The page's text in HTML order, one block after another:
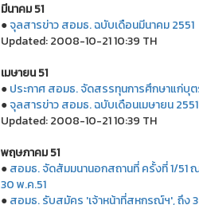
มีนาคม 51
●จุลสารข่าว สอมธ. ฉบับเดือนมีนาคม 2551
Updated: 2008-10-21 10:39 TH
เมษายน 51
●ประกาศ สอมธ. จัดสรรทุนการศึกษาแก่บุต
●จุลสารข่าว สอมธ. ฉบับเดือนเมษายน 2551
Updated: 2008-10-21 10:39 TH
พฤษภาคม 51
●สอมธ. จัดสัมมนานอกสถานที่ ครั้งที่ 1/51
30 พ.ค.51
●สอมธ. รับสมัคร 'เจ้าหน้าที่สหกรณ์ฯ', ถึง